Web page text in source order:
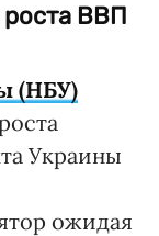
роста ВВП
(НБУ)
Украины
ожидая